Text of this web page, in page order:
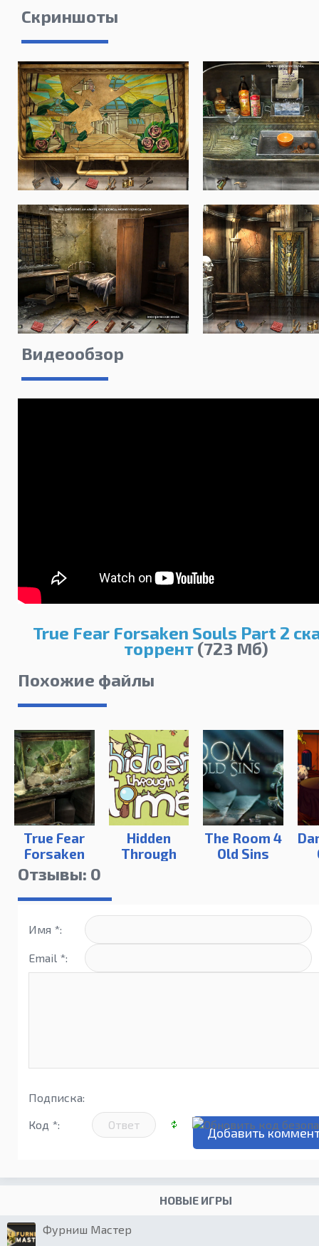
Скриншоты
Видеообзор
True Fear Forsaken Souls Part 2
торрент(723 Мб)
Похожие файлы
True Fear
Forsaken
Souls
Hidden
Through
The Room 4
Old Sins
Отзывы: 0
Имя *:
Email *:
Подписка:
Код *:
НОВЫЕ ИГРЫ
Фурниш Мастер